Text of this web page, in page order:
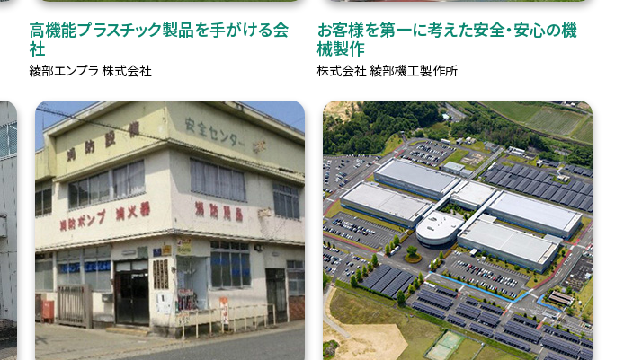
高機能プラスチック製品を手がける会
社
綾部エンプラ 株式会社
お客様を第一に考えた安全・安心の機
械製作
株式会社 綾部機工製作所